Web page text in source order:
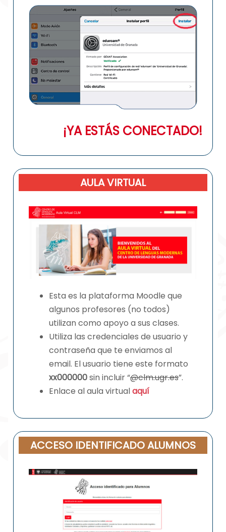
¡YA ESTÁS CONECTADO!
AULA VIRTUAL
Esta es la plataforma Moodle que
algunos profesores (no todos)
utilizan como apoyo a sus clases.
Utiliza las credenciales de usuario y
contraseña que te enviamos al
email. El usuario tiene este formato
xx000000sin incluir “@clm.ugr.es”.
Enlace al aula virtualaquí
ACCESO IDENTIFICADO ALUMNOS